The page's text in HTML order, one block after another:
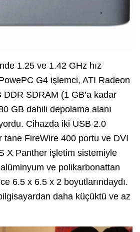
1.25 ve 1.42 GHz hız
G4 işlemci, ATI Radeon
SDRAM (1 GB’a kadar
GB dahili depolama alanı
Cihazda iki USB 2.0
tane FireWire 400 portu ve DVI
X Panther işletim sistemiyle
ve polikarbonattan
6.5 x 6.5 x 2 boyutlarındaydı.
daha küçüktü ve az